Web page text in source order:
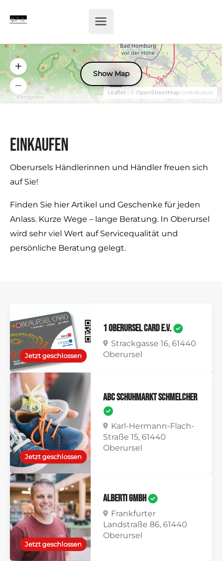
Einkaufen
Oberursels Händlerinnen und Händler freuen sich
auf Sie!
Finden Sie hier Artikel und Geschenke für jeden
Anlass. Kurze Wege – lange Beratung. In Oberursel
wird sehr viel Wert auf Servicequalität und
persönliche Beratung gelegt.
Jetzt geschlossen
1 Oberursel Card e.V.
Strackgasse 16, 61440
Oberursel
Jetzt geschlossen
Abc Schuhmarkt Schmelcher
Karl-Hermann-Flach-
Straße 15, 61440
Oberursel
Jetzt geschlossen
Alberti GmbH
Frankfurter
Landstraße 86, 61440
Oberursel
Leaflet | © OpenStreetMap contributors
Show Map